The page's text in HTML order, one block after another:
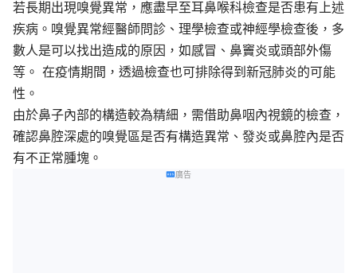
若長期出現嗅覺異常，應盡早至耳鼻喉科檢查是否患有上述
疾病。嗅覺異常經醫師問診、理學檢查或神經學檢查後，多
數人是可以找出造成的原因，如感冒、鼻竇炎或頭部外傷
等。 在疫情期間，透過檢查也可排除得到新冠肺炎的可能
性。
由於鼻子內部的構造較為精細，需借助鼻咽內視鏡的檢查，
確認鼻腔深處的嗅覺區是否有構造異常、發炎或鼻腔內是否
有不正常腫塊。
廣告